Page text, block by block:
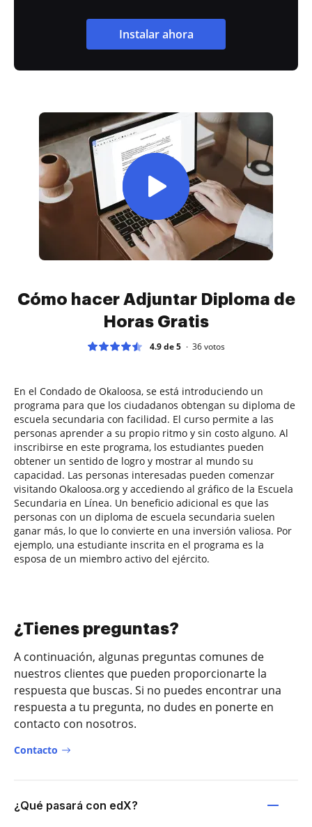
Instalar ahora
Cómo hacer Adjuntar Diploma de
Horas Gratis
4.9 de 5 36votos
En el Condado de Okaloosa, se está introduciendo un
programa para que los ciudadanos obtengan su diploma de
escuela secundaria con facilidad. El curso permite a las
personas aprender a su propio ritmo y sin costo alguno. Al
inscribirse en este programa, los estudiantes pueden
obtener un sentido de logro y mostrar al mundo su
capacidad. Las personas interesadas pueden comenzar
visitando Okaloosa.org y accediendo al gráfico de la Escuela
Secundaria en Línea. Un beneficio adicional es que las
personas con un diploma de escuela secundaria suelen
ganar más, lo que lo convierte en una inversión valiosa. Por
ejemplo, una estudiante inscrita en el programa es la
esposa de un miembro activo del ejército.
¿Tienes preguntas?
A continuación, algunas preguntas comunes de
nuestros clientes que pueden proporcionarte la
respuesta que buscas. Si no puedes encontrar una
respuesta a tu pregunta, no dudes en ponerte en
contacto con nosotros.
Contacto
¿Qué pasará con edX?